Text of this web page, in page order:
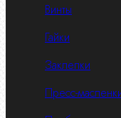
Винты
Гайки
Заклепки
Пресс-